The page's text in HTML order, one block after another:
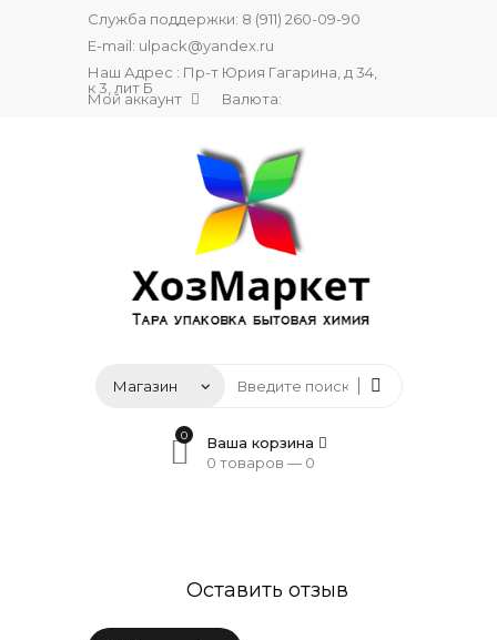
Служба поддержки: 8 (911) 260-09-90
E-mail: ulpack@yandex.ru
Наш Адрес : Пр-т Юрия Гагарина, д 34,
к 3, лит Б
Мой аккаунт Валюта:
0
Ваша корзина
0 товаров — 0
Оставить отзыв